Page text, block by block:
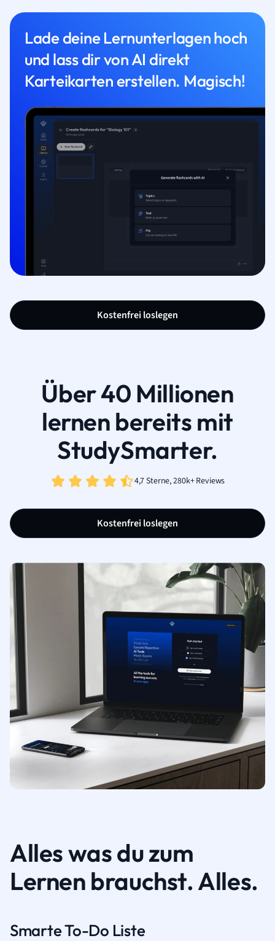
Lade deine Lernunterlagen hoch
und lass dir von AI direkt
Karteikarten erstellen. Magisch!
Kostenfrei loslegen
Über 40 Millionen
lernen bereits mit
StudySmarter.
4,7 Sterne, 280k+ Reviews
Kostenfrei loslegen
Alles was du zum
Lernen brauchst. Alles.
Smarte To-Do Liste